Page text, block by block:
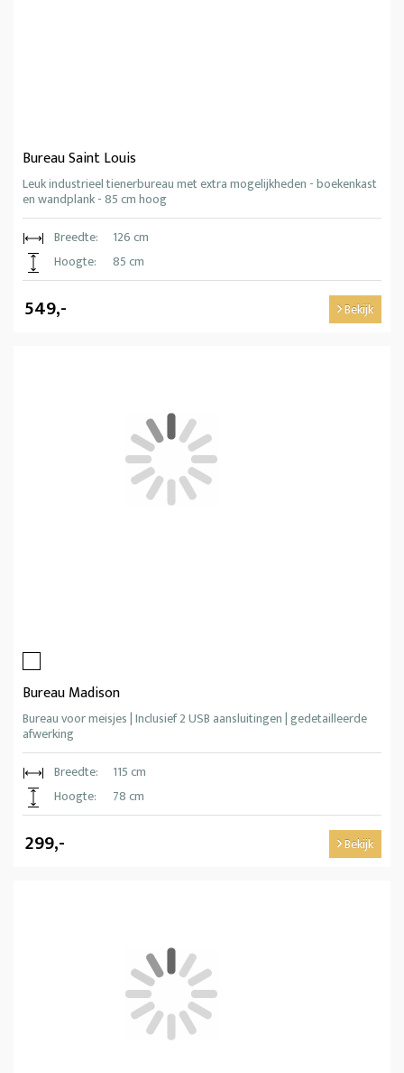
Bureau Saint Louis
Leuk industrieel tienerbureau met extra mogelijkheden - boekenkast
en wandplank - 85 cm hoog
Breedte:
126 cm
Hoogte:
85 cm
549,- Bekijk
Bureau Madison
Bureau voor meisjes | Inclusief 2 USB aansluitingen | gedetailleerde
afwerking
Breedte:
115 cm
Hoogte:
78 cm
299,- Bekijk